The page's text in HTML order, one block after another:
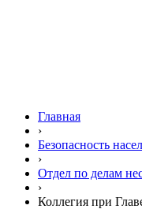
Главная
›
Безопасность
›
Отдел по делам
›
Коллегия при